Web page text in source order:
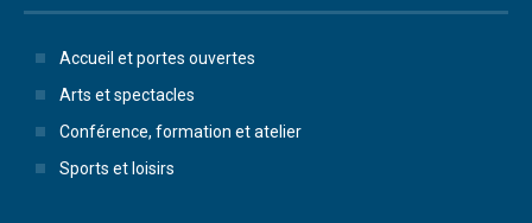
Accueil et portes ouvertes
Arts et spectacles
Conférence, formation et atelier
Sports et loisirs